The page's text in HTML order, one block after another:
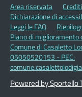
Area riservata Crediti
Dichiarazione di
Leggi le FAQ
Piano di miglioramento
Comune di Casaletto
05050520153 - PEC:
Powered by Sportello